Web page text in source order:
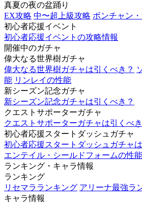
真夏の夜の盆踊り
EX攻略 中〜超上級攻略 ボンチャン
初心者応援イベント
初心者応援イベントの攻略情報
開催中のガチャ
偉大なる世界樹ガチャ
偉大なる世界樹ガチャは引くべき？
能 リンレイの性能
新シーズン記念ガチャ
新シーズン記念ガチャは引くべき？
クエストサポーターガチャ
クエストサポーターガチャは引くべ
初心者応援スタートダッシュガチャ
初心者応援スタートダッシュガチャ
エンテイル・シールドフォームの性能
ランキング・キャラ情報
ランキング
リセマラランキング アリーナ最強ラ
キャラ情報